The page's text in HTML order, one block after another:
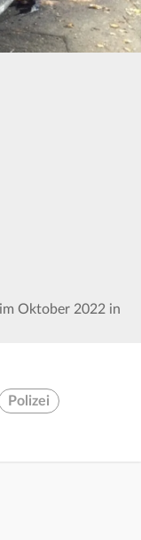
Oktober 2022 in
Polizei